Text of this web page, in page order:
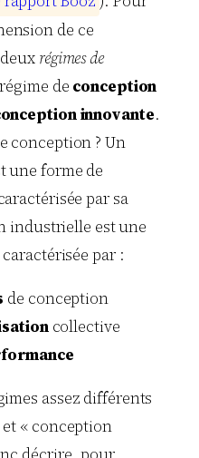
de ce
régimes de
de conception
innovante.
conception ? Un
une forme de
par sa
industrielle est une
par :
de conception
collective
assez différents
« conception